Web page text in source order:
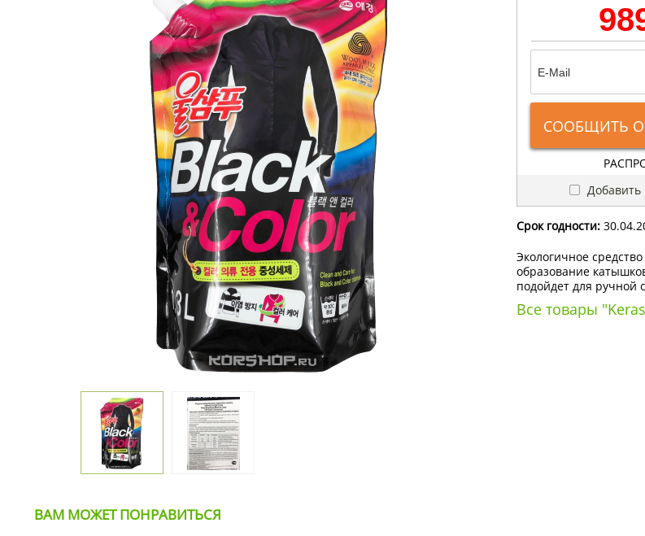
СООБЩИТЬ
Добавить
Срок годности:
Экологичное
образование
подойдет для ручной
Все товары
ВАМ МОЖЕТ ПОНРАВИТЬСЯ